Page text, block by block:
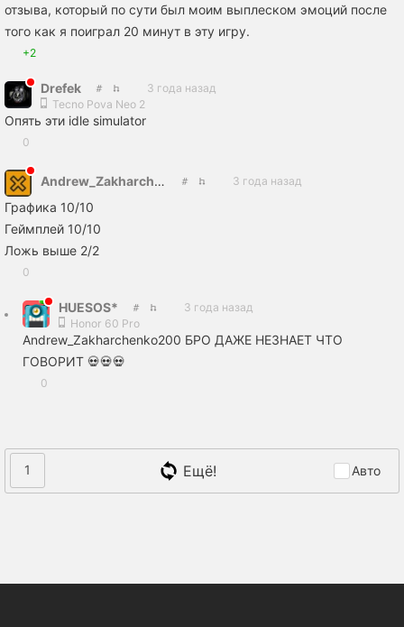
отзыва, который по сути был моим выплеском эмоций после
того как я поиграл 20 минут в эту игру.
+2
Drefek
3 года назад
Tecno Pova Neo 2
Опять эти idle simulator
0
Andrew_Zakharchenko2003 3 года назад
Графика 10/10
Геймплей 10/10
Ложь выше 2/2
0
HUESOS*
3 года назад
Honor 60 Pro
Andrew_Zakharchenko200 БРО ДАЖЕ НЕЗНАЕТ ЧТО
ГОВОРИТ 💀💀💀
0
1 Ещё! Авто